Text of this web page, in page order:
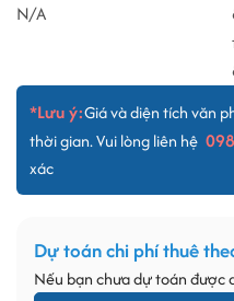
N/A
*Lưu ý:Giá và diện tích văn
thời gian. Vui lòng liên hệ
xác
Dự toán chi phí thuê
Nếu bạn chưa dự toán được